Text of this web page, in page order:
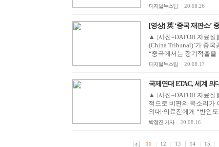
디지털뉴스팀 20.08.26
[영상] 英 ‘중국 재판소’
▲ [사진=DAFOH 자료실
(China Tribunal)’가 중
“중국에서는 장기적출을
디지털뉴스팀 20.08.17
국제연대 ETAC, 세계 의
▲ [사진=DAFOH 자료실
적으로 비판의 목소리가
의대·의료진에게 “반인
박정진 기자 20.08.16
11 12 13 14 15